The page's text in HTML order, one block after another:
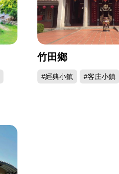
竹田鄉
#經典小鎮 #客庄小鎮